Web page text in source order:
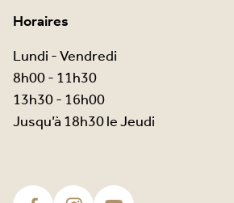
Horaires
Lundi - Vendredi
8h00 - 11h30
13h30 - 16h00
Jusqu’à 18h30 le Jeudi